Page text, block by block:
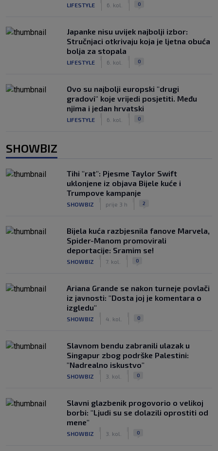
LIFESTYLE 6. kol. 0
Japanke nisu uvijek najbolji izbor:
Stručnjaci otkrivaju koja je ljetna obuća
bolja za stopala
LIFESTYLE 6. kol. 0
Ovo su najbolji europski "drugi
gradovi" koje vrijedi posjetiti. Među
njima i jedan hrvatski
LIFESTYLE 6. kol. 0
SHOWBIZ
Tihi "rat": Pjesme Taylor Swift
uklonjene iz objava Bijele kuće i
Trumpove kampanje
SHOWBIZ prije 3 h 2
Bijela kuća razbjesnila fanove Marvela,
Spider-Manom promovirali
deportacije: Sramim se!
SHOWBIZ 7. kol. 0
Ariana Grande se nakon turneje povlači
iz javnosti: "Dosta joj je komentara o
izgledu"
SHOWBIZ 4. kol. 0
Slavnom bendu zabranili ulazak u
Singapur zbog podrške Palestini:
"Nadrealno iskustvo"
SHOWBIZ 3. kol. 0
Slavni glazbenik progovorio o velikoj
borbi: "Ljudi su se dolazili oprostiti od
mene"
SHOWBIZ 3. kol. 0